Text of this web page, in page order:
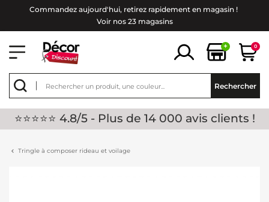
Commandez aujourd'hui, retirez rapidement en magasin !
Voir nos 23 magasins
+ 0
Rechercher
⭐⭐⭐⭐⭐ 4.8/5 - Plus de 14 000 avis clients !
Tringle à composer rideau et voilage